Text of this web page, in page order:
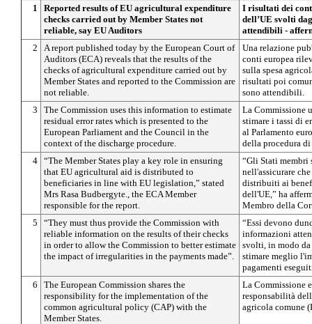
1
Reported results of EU agricultural expenditure
checks carried out by Member States not
reliable, say EU Auditors
I risultati dei
dell’UE svolti
attendibili -
2
A report published today by the European Court of
Auditors (ECA) reveals that the results of the
checks of agricultural expenditure carried out by
Member States and reported to the Commission are
not reliable.
Una relazione
conti europea
sulla spesa
risultati poi
sono attendibili.
3
The Commission uses this information to estimate
residual error rates which is presented to the
European Parliament and the Council in the
context of the discharge procedure.
La Commissione
stimare i tassi di
al Parlamento
della procedura
4 “The Member States play a key role in ensuring
that EU agricultural aid is distributed to
beneficiaries in line with EU legislation,” stated
Mrs Rasa Budbergyte., the ECA Member
responsible for the report.
“Gli Stati membri
nell'assicurare
distribuiti ai
dell'UE,” ha
Membro della
5
“They must thus provide the Commission with
reliable information on the results of their checks
in order to allow the Commission to better estimate
the impact of irregularities in the payments made”.
“Essi devono
informazioni
svolti, in modo
stimare meglio
pagamenti
6
The European Commission shares the
responsibility for the implementation of the
common agricultural policy (CAP) with the
Member States.
La Commissione
responsabilità
agricola comune